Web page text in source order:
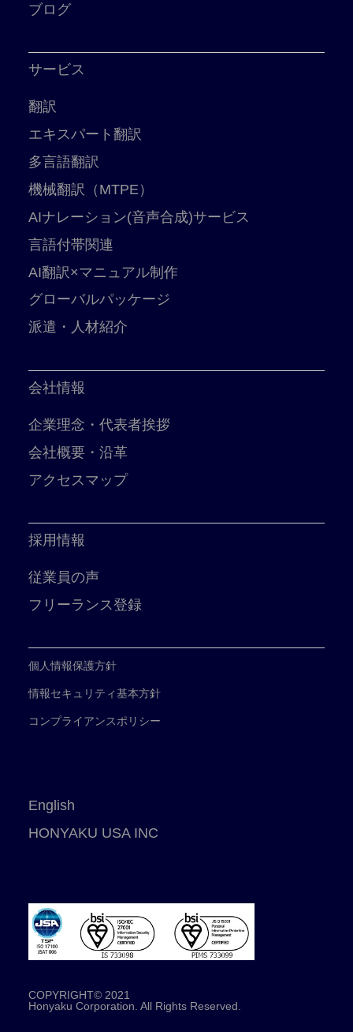
ブログ
サービス
翻訳
エキスパート翻訳
多言語翻訳
機械翻訳（MTPE）
AIナレーション(音声合成)サービス
言語付帯関連
AI翻訳×マニュアル制作
グローバルパッケージ
派遣・人材紹介
会社情報
企業理念・代表者挨拶
会社概要・沿革
アクセスマップ
採用情報
従業員の声
フリーランス登録
個人情報保護方針
情報セキュリティ基本方針
コンプライアンスポリシー
English
HONYAKU USA INC
COPYRIGHT© 2021
Honyaku Corporation. All Rights Reserved.